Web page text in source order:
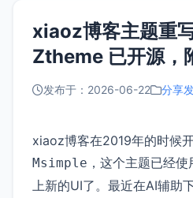
xiaoz博客主题重
Ztheme 已开源，
发布于：2026-06-22 分享
xiaoz博客在2019年的时候
Msimple ，这个主题已经
上新的UI了。最近在AI辅助